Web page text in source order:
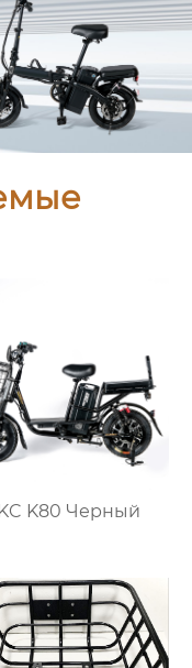
K80 Черный